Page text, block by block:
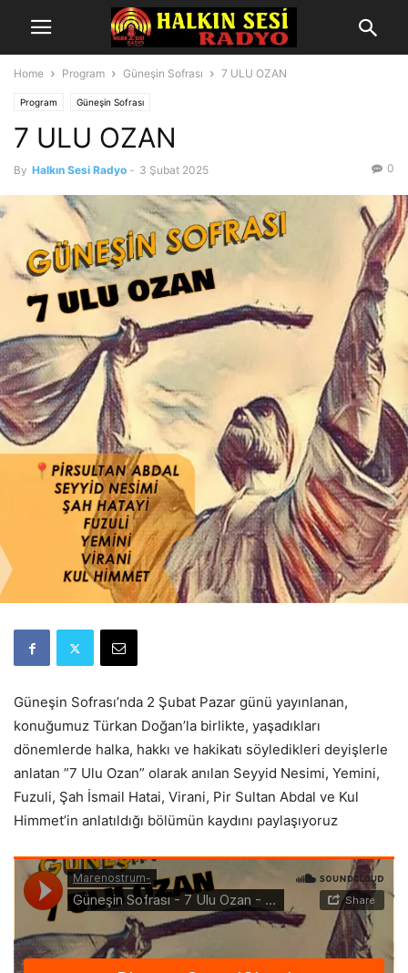
Home Program Güneşin Sofrası 7 ULU OZAN
Program Güneşin Sofrası
7 ULU OZAN
By Halkın Sesi Radyo - 3 Şubat 2025 0
Güneşin Sofrası’nda 2 Şubat Pazar günü yayınlanan,
konuğumuz Türkan Doğan’la birlikte, yaşadıkları
dönemlerde halka, hakkı ve hakikatı söyledikleri deyişlerle
anlatan ”7 Ulu Ozan” olarak anılan Seyyid Nesimi, Yemini,
Fuzuli, Şah İsmail Hatai, Virani, Pir Sultan Abdal ve Kul
Himmet’in anlatıldığı bölümün kaydını paylaşıyoruz